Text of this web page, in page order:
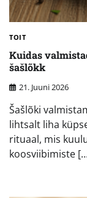
TOIT
Kuidas
šašlõkk
21. Juuni 2026
Šašlõki
lihtsalt liha
rituaal, mis
koosviibimiste